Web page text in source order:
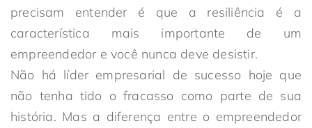
precisam entender é que a resiliência é a
característica mais importante de um
empreendedor e você nunca deve desistir.
Não há líder empresarial de sucesso hoje que
não tenha tido o fracasso como parte de sua
história. Mas a diferença entre o empreendedor